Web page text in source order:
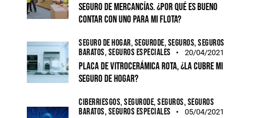
Seguro de mercancías. ¿Por qué es bueno
contar con uno para mi flota?
SEGURO DE HOGAR,SEGURODE,SEGUROS,SEGUROS
BARATOS,SEGUROS ESPECIALES 20/04/2021
Placa de vitrocerámica rota, ¿la cubre mi
seguro de hogar?
CIBERRIESGOS,SEGURODE,SEGUROS,SEGUROS
BARATOS,SEGUROS ESPECIALES 05/04/2021